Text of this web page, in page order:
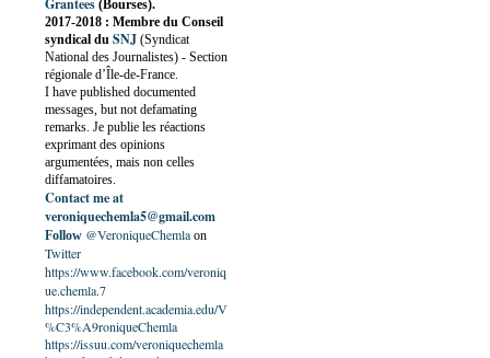
Grantees (Bourses).
2017-2018 : Membre du Conseil
syndical du SNJ (Syndicat
National des Journalistes) - Section
régionale d’Île-de-France.
I have published documented
messages, but not defamating
remarks. Je publie les réactions
exprimant des opinions
argumentées, mais non celles
diffamatoires.
Contact me at
veroniquechemla5@gmail.com
Follow @VeroniqueChemlaon
Twitter
https://www.facebook.com/veroniq
ue.chemla.7
https://independent.academia.edu/V
%C3%A9roniqueChemla
https://issuu.com/veroniquechemla